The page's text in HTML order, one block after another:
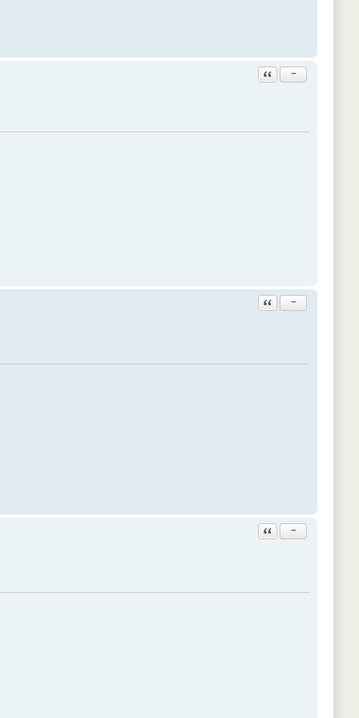
Ответить с цитатой
−
Ответить с цитатой
−
Ответить с цитатой
−